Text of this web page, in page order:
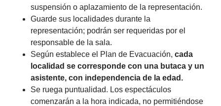
suspensión o aplazamiento de la representación.
Guarde sus localidades durante la
representación; podrán ser requeridas por el
responsable de la sala.
Según establece el Plan de Evacuación, cada
localidad se corresponde con una butaca y un
asistente, con independencia de la edad.
Se ruega puntualidad. Los espectáculos
comenzarán a la hora indicada, no permitiéndose